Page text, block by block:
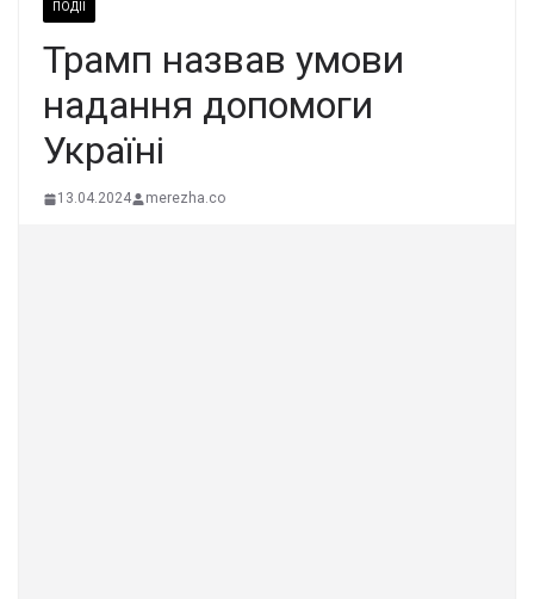
ПОДІЇ
Трамп назвав умови
надання допомоги
Україні
13.04.2024 merezha.co